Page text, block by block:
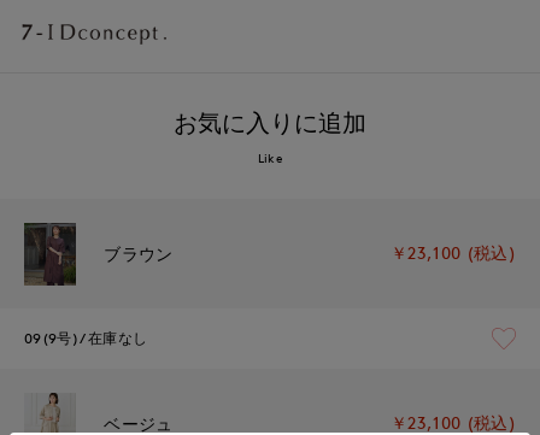
お気に入りに追加
Like
ブラウン ￥23,100 (税込)
09(9号) 在庫なし
ベージュ ￥23,100 (税込)